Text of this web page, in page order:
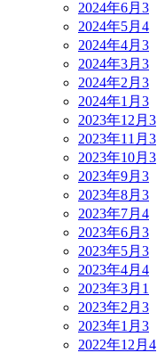
2024年6月 3
2024年5月 4
2024年4月 3
2024年3月 3
2024年2月 3
2024年1月 3
2023年12月 3
2023年11月 3
2023年10月 3
2023年9月 3
2023年8月 3
2023年7月 4
2023年6月 3
2023年5月 3
2023年4月 4
2023年3月 1
2023年2月 3
2023年1月 3
2022年12月 4